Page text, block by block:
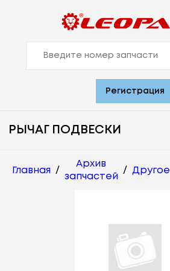
Регистрация
РЫЧАГ ПОДВЕСКИ
Главная /
Архив
запчастей
/ Другое